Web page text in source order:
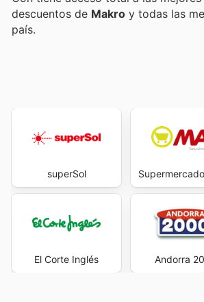
descuentos de Makro y todas las
país.
superSol
El Corte Inglés Andorra